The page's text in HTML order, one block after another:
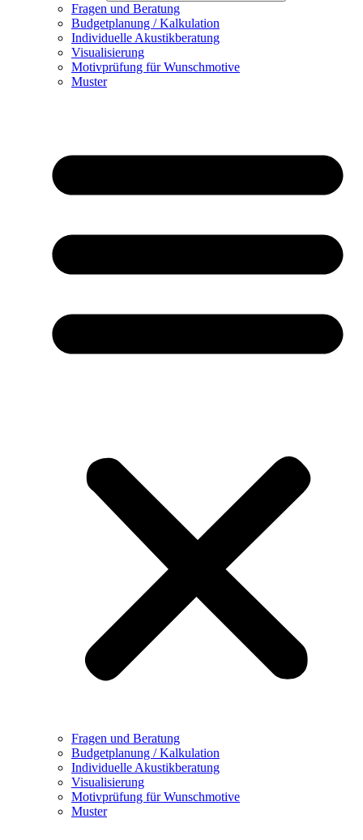
Fragen und Beratung
Budgetplanung / Kalkulation
Individuelle Akustikberatung
Visualisierung
Motivprüfung für Wunschmotive
Muster
Fragen und Beratung
Budgetplanung / Kalkulation
Individuelle Akustikberatung
Visualisierung
Motivprüfung für Wunschmotive
Muster